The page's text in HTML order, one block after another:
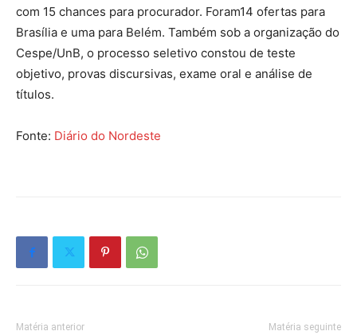
com 15 chances para procurador. Foram14 ofertas para
Brasília e uma para Belém. Também sob a organização do
Cespe/UnB, o processo seletivo constou de teste
objetivo, provas discursivas, exame oral e análise de
títulos.
Fonte: Diário do Nordeste
Matéria anterior Matéria seguinte